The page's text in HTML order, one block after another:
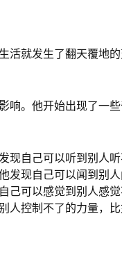
活就发生了翻天覆地
响。他开始出现了一
现自己可以听到别人
发现自己可以闻到别人
己可以感觉到别人感
人控制不了的力量，